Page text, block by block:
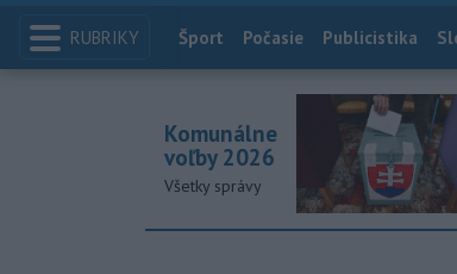
RUBRIKY Index
Šport Počasie Publicistika
Komunálne
voľby 2026
Všetky správy